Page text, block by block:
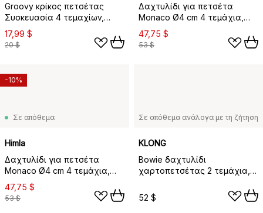
Groovy κρίκος πετσέτας
Συσκευασία 4 τεμαχίων,
Ανοξείδωτο ατσάλι
17,99 $
20 $
Δαχτυλίδι για πετσέτα
Monaco Ø4 cm 4 τεμάχια,
Ορείχαλκος
47,75 $
53 $
Σε απόθεμα
Himla
Δαχτυλίδι για πετσέτα
Monaco Ø4 cm 4 τεμάχια,
Ασήμι
47,75 $
53 $
-10%
Σε απόθεμα ανάλογα με τη ζήτηση
KLONG
Bowie δαχτυλίδι
χαρτοπετσέτας 2 τεμάχια,
52 $